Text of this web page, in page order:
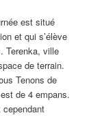
est situé
et qui s’élève
Terenka, ville
de terrain.
Tenons de
de 4 empans.
cependant